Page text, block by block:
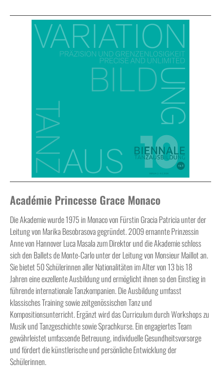
Académie Princesse Grace Monaco
Die Akademie wurde 1975 in Monaco von Fürstin Gracia Patricia unter der
Leitung von Marika Besobrasova gegründet. 2009 ernannte Prinzessin
Anne von Hannover Luca Masala zum Direktor und die Akademie schloss
sich den Ballets de Monte-Carlo unter der Leitung von Monsieur Maillot an.
Sie bietet 50 Schülerinnen aller Nationalitäten im Alter von 13 bis 18
Jahren eine exzellente Ausbildung und ermöglicht ihnen so den Einstieg in
führende internationale Tanzkompanien. Die Ausbildung umfasst
klassisches Training sowie zeitgenössischen Tanz und
Kompositionsunterricht. Ergänzt wird das Curriculum durch Workshops zu
Musik und Tanzgeschichte sowie Sprachkurse. Ein engagiertes Team
gewährleistet umfassende Betreuung, individuelle Gesundheitsvorsorge
und fördert die künstlerische und persönliche Entwicklung der
Schülerinnen.